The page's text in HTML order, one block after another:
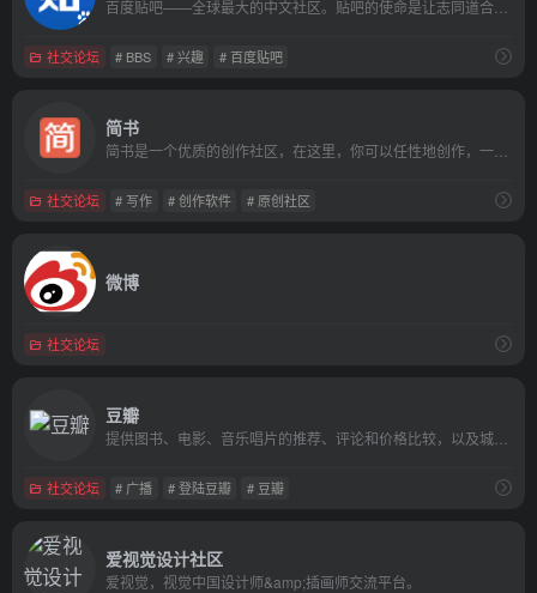
社交论坛 # BBS # 兴趣 # 百度贴吧
简书
社交论坛 # 写作 # 创作软件 # 原创社区
微博
社交论坛
豆瓣
社交论坛 # 广播 # 登陆豆瓣 # 豆瓣
爱视觉设计社区
爱视觉，视觉中国设计师&amp;插画师交流平台。